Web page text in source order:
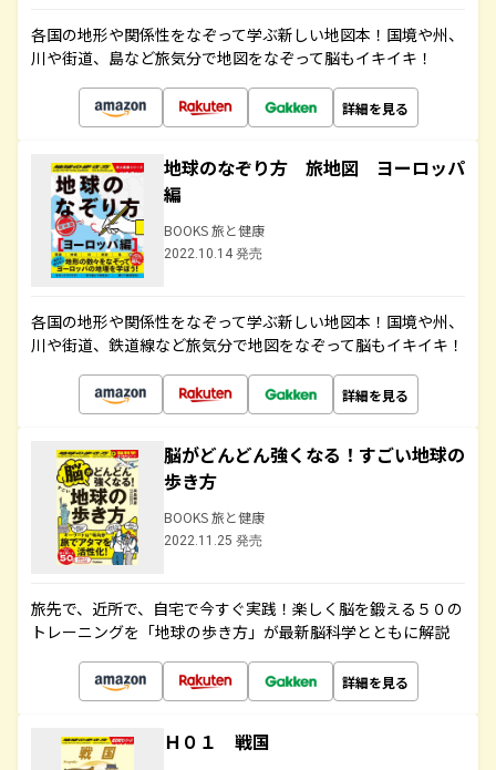
各国の地形や関係性をなぞって学ぶ新しい地図本！国境や州、
川や街道、島など旅気分で地図をなぞって脳もイキイキ！
詳細を見る
地球のなぞり方 旅地図 ヨーロッパ
編
BOOKS 旅と健康
2022.10.14 発売
各国の地形や関係性をなぞって学ぶ新しい地図本！国境や州、
川や街道、鉄道線など旅気分で地図をなぞって脳もイキイキ！
詳細を見る
脳がどんどん強くなる！すごい地球の
歩き方
BOOKS 旅と健康
2022.11.25 発売
旅先で、近所で、自宅で今すぐ実践！楽しく脳を鍛える５０の
トレーニングを「地球の歩き方」が最新脳科学とともに解説
詳細を見る
Ｈ０１ 戦国